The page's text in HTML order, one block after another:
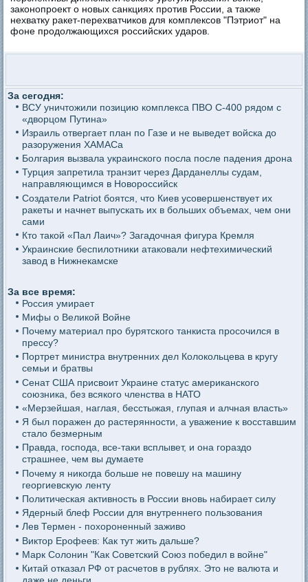
законопроект о новых санкциях против России, а также
нехватку ракет-перехватчиков для комплексов "Пэтриот" на
фоне продолжающихся российских ударов.
За сегодня:
ВСУ уничтожили позицию комплекса ПВО С-400 рядом с
«дворцом Путина»
Израиль отвергает план по Газе и не выведет войска до
разоружения ХАМАСа
Болгария вызвала украинского посла после падения дрона
Турция запретила транзит через Дарданеллы судам,
направляющимся в Новороссийск
Создатели Patriot боятся, что Киев усовершенствует их
ракеты и начнет выпускать их в больших объемах, чем они
сами
Кто такой «Пал Лаич»? Загадочная фигура Кремля
Украинские беспилотники атаковали нефтехимический
завод в Нижнекамске
За все время:
Россия умирает
Мифы о Великой Войне
Почему материал про бурятского танкиста просочился в
прессу?
Портрет министра внутренних дел Колокольцева в кругу
семьи и братвы
Сенат США присвоит Украине статус американского
союзника, без всякого членства в НАТО
«Мерзейшая, наглая, бесстыжая, глупая и алчная власть»
Я был поражен до растерянности, а уважение к восставшим
стало безмерным
Правда, господа, все-таки всплывет, и она гораздо
страшнее, чем вы думаете
Почему я никогда больше не повешу на машину
георгиевскую ленту
Политическая активность в России вновь набирает силу
Ядерный блеф России для внутреннего пользования
Лев Термен - похороненный заживо
Виктор Ерофеев: Как тут жить дальше?
Марк Солонин "Как Советский Союз победил в войне"
Китай отказал РФ от расчетов в рублях. Это не валюта и